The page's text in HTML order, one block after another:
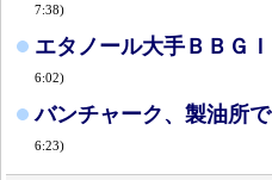
7:38)
エタノール大手ＢＢＧ
6:02)
バンチャーク、製油所
6:23)